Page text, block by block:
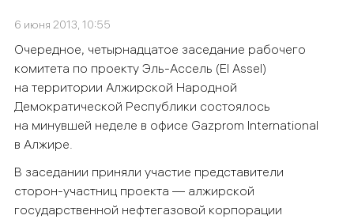
6 июня 2013, 10:55
Очередное, четырнадцатое заседание рабочего
комитета по проекту Эль-Ассель (El Assel)
на территории Алжирской Народной
Демократической Республики состоялось
на минувшей неделе в офисе Gazprom International
в Алжире.
В заседании приняли участие представители
сторон-участниц проекта — алжирской
государственной нефтегазовой корпорации